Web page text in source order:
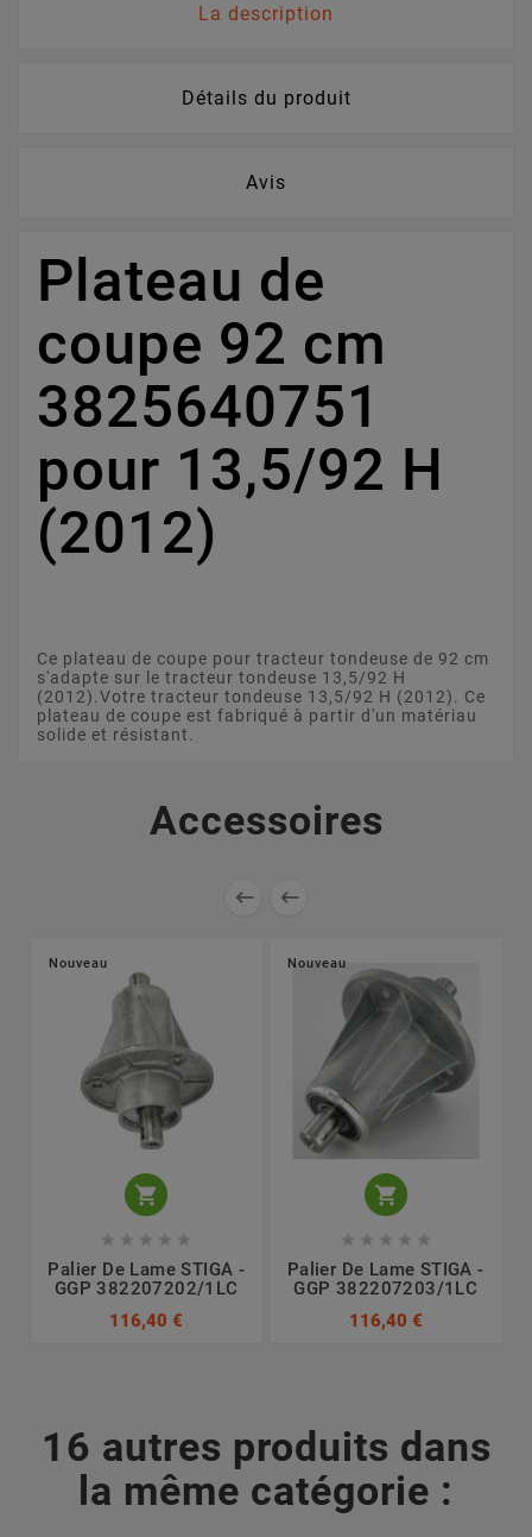
La description
Détails du produit
Avis
Plateau de
coupe 92 cm
3825640751
pour 13,5/92 H
(2012)
Ce plateau de coupe pour tracteur tondeuse de 92 cm
s'adapte sur le tracteur tondeuse 13,5/92 H
(2012).Votre tracteur tondeuse 13,5/92 H (2012). Ce
plateau de coupe est fabriqué à partir d'un matériau
solide et résistant.
Accessoires
 
Nouveau

    
Palier De Lame STIGA -
GGP 382207202/1LC
116,40 €
Nouveau

    
Palier De Lame STIGA -
GGP 382207203/1LC
116,40 €
16 autres produits dans
la même catégorie :